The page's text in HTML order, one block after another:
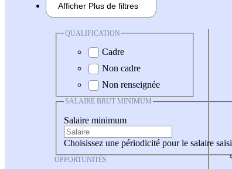
Afficher Plus de filtres
QUALIFICATION
Cadre
Non cadre
Non renseignée
SALAIRE BRUT MINIMUM
Salaire minimum
Choisissez une périodicité pour le salaire saisi
OPPORTUNITÉS